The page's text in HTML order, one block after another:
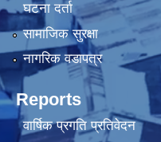
घटना दर्ता
सामाजिक सुरक्षा
नागरिक वडापत्र
Reports
वार्षिक प्रगति प्रतिवेदन